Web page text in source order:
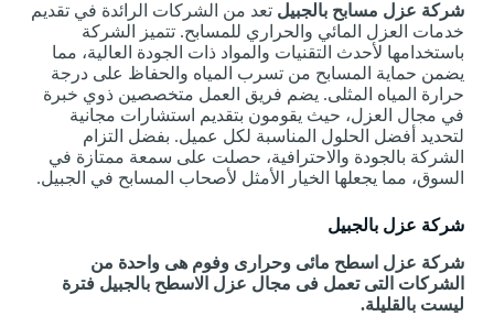
شركة عزل مسابح بالجبيل تعد من الشركات الرائدة في تقديم
خدمات العزل المائي والحراري للمسابح. تتميز الشركة
باستخدامها لأحدث التقنيات والمواد ذات الجودة العالية، مما
يضمن حماية المسابح من تسرب المياه والحفاظ على درجة
حرارة المياه المثلى. يضم فريق العمل متخصصين ذوي خبرة
في مجال العزل، حيث يقومون بتقديم استشارات مجانية
لتحديد أفضل الحلول المناسبة لكل عميل. بفضل التزام
الشركة بالجودة والاحترافية، حصلت على سمعة ممتازة في
السوق، مما يجعلها الخيار الأمثل لأصحاب المسابح في الجبيل.
شركة عزل بالجبيل
شركة عزل اسطح مائى وحرارى وفوم هى واحدة من
الشركات التى تعمل فى مجال عزل الاسطح بالجبيل فترة
ليست بالقليلة.